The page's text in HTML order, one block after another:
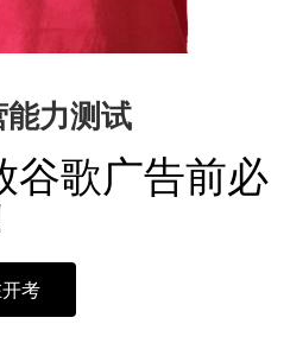
力测试
谷歌广告前必
考